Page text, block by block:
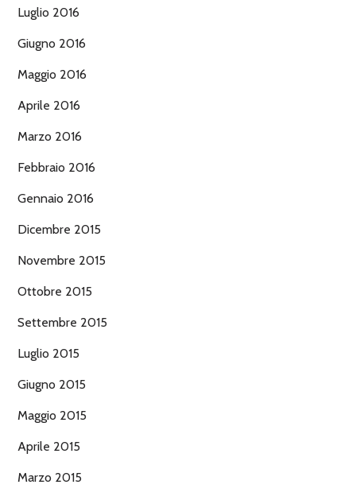
Luglio 2016
Giugno 2016
Maggio 2016
Aprile 2016
Marzo 2016
Febbraio 2016
Gennaio 2016
Dicembre 2015
Novembre 2015
Ottobre 2015
Settembre 2015
Luglio 2015
Giugno 2015
Maggio 2015
Aprile 2015
Marzo 2015